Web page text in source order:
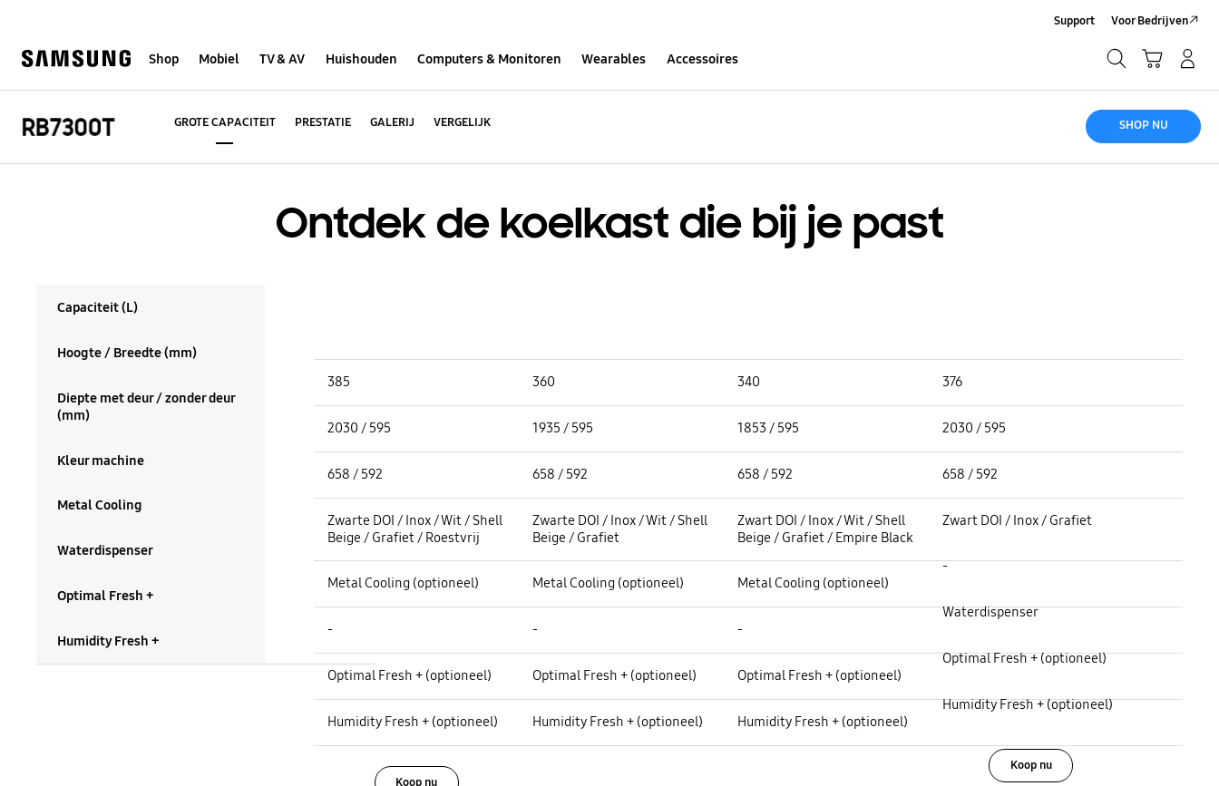
Shop Mobiel TV & AV Huishouden Computers & Monitoren Wearables Accessoires
Support Voor Bedrijven
GROTE CAPACITEIT PRESTATIE GALERIJ VERGELIJK SHOP NU
Ontdek de koelkast die bij je past
Capaciteit (L)
Hoogte / Breedte (mm)
Diepte met deur / zonder deur
(mm)
Kleur machine
Metal Cooling
Waterdispenser
Optimal Fresh +
Humidity Fresh +
385
2030 / 595
658 / 592
Zwarte DOI / Inox / Wit / Shell
Beige / Grafiet / Roestvrij
Metal Cooling (optioneel)
-
Optimal Fresh + (optioneel)
Humidity Fresh + (optioneel)
Koop nu
360
1935 / 595
658 / 592
Zwarte DOI / Inox / Wit / Shell
Beige / Grafiet
Metal Cooling (optioneel)
-
Optimal Fresh + (optioneel)
Humidity Fresh + (optioneel)
340
1853 / 595
658 / 592
Zwart DOI / Inox / Wit / Shell
Beige / Grafiet / Empire Black
Metal Cooling (optioneel)
-
Optimal Fresh + (optioneel)
Humidity Fresh + (optioneel)
376
2030 / 595
658 / 592
Zwart DOI / Inox / Grafiet
-
Waterdispenser
Optimal Fresh + (optioneel)
Humidity Fresh + (optioneel)
Koop nu